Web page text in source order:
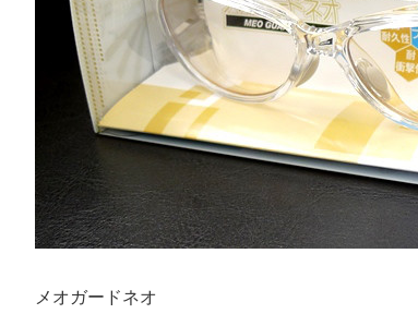
メオガードネオ